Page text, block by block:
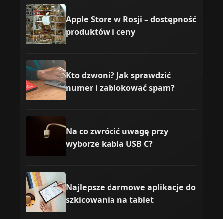
Apple Store w Rosji – dostępność
produktów i ceny
Kto dzwoni? Jak sprawdzić
numer i zablokować spam?
Na co zwrócić uwagę przy
wyborze kabla USB C?
Najlepsze darmowe aplikacje do
szkicowania na tablet